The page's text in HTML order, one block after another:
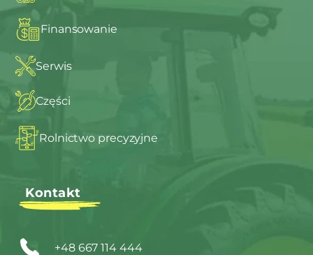
Finansowanie
Serwis
Części
Rolnictwo precyzyjne
Kontakt
+48 667 114 444